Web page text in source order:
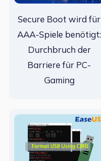
Secure Boot wird für
AAA-Spiele benötigt:
Durchbruch der
Barriere für PC-
Gaming